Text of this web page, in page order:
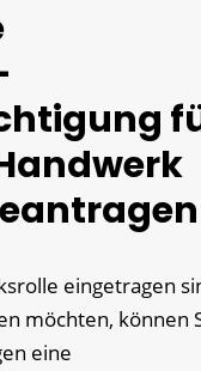
eingetragen
möchten, können
eine